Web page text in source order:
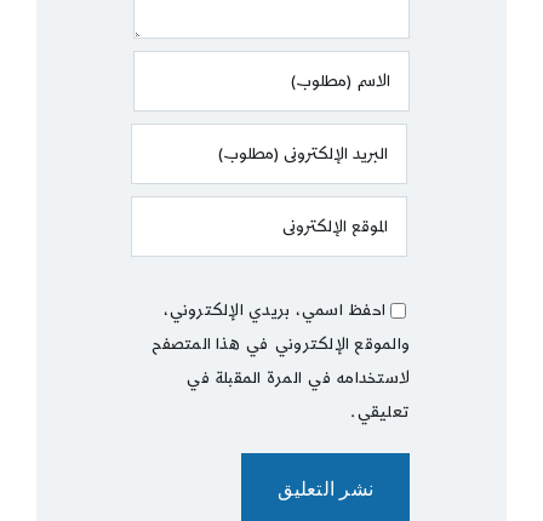
احفظ اسمي، بريدي الإلكتروني،
والموقع الإلكتروني في هذا المتصفح
لاستخدامه في المرة المقبلة في
تعليقي.